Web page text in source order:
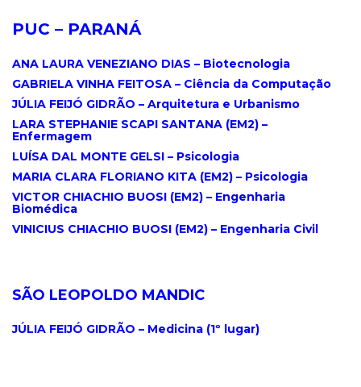
PUC – PARANÁ
ANA LAURA VENEZIANO DIAS – Biotecnologia
GABRIELA VINHA FEITOSA – Ciência da Computação
JÚLIA FEIJÓ GIDRÃO – Arquitetura e Urbanismo
LARA STEPHANIE SCAPI SANTANA (EM2) –
Enfermagem
LUÍSA DAL MONTE GELSI – Psicologia
MARIA CLARA FLORIANO KITA (EM2) – Psicologia
VICTOR CHIACHIO BUOSI (EM2) – Engenharia
Biomédica
VINICIUS CHIACHIO BUOSI (EM2) – Engenharia Civil
SÃO LEOPOLDO MANDIC
JÚLIA FEIJÓ GIDRÃO – Medicina (1º lugar)